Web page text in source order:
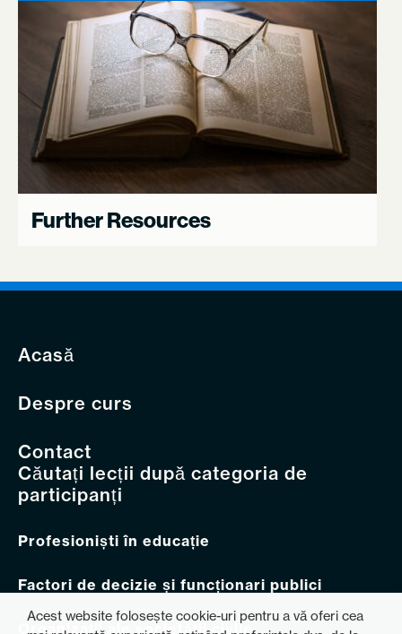
Further Resources
Acasă
Despre curs
Contact
Căutați lecții după categoria de
participanți
Profesioniști în educație
Factori de decizie și funcționari publici
Organizații ale societății civile
Acest website folosește cookie-uri pentru a vă oferi cea